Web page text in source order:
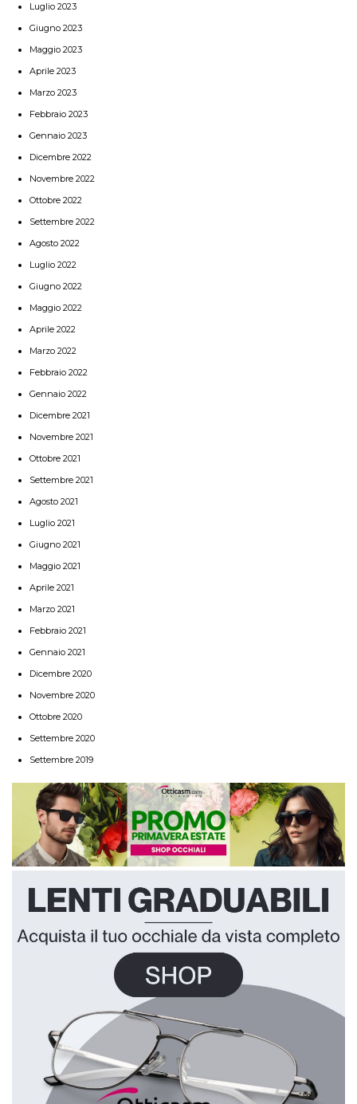
Luglio 2023
Giugno 2023
Maggio 2023
Aprile 2023
Marzo 2023
Febbraio 2023
Gennaio 2023
Dicembre 2022
Novembre 2022
Ottobre 2022
Settembre 2022
Agosto 2022
Luglio 2022
Giugno 2022
Maggio 2022
Aprile 2022
Marzo 2022
Febbraio 2022
Gennaio 2022
Dicembre 2021
Novembre 2021
Ottobre 2021
Settembre 2021
Agosto 2021
Luglio 2021
Giugno 2021
Maggio 2021
Aprile 2021
Marzo 2021
Febbraio 2021
Gennaio 2021
Dicembre 2020
Novembre 2020
Ottobre 2020
Settembre 2020
Settembre 2019